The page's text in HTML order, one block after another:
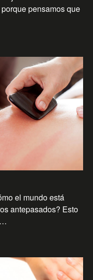
pensamos que
el mundo está
antepasados? Esto
…